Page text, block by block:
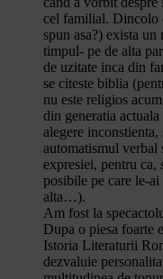
cel familial. Dincolo
spun asa?) exista
timpul- pe de alta
de uzitate inca din
se citeste biblia
nu este religios
din generatia
alegere
automatismul verbal
expresiei, pentru ca,
posibile pe care le-
alta…).
Am fost la
Dupa o piesa foarte
Istoria Literaturii
dezvaluie